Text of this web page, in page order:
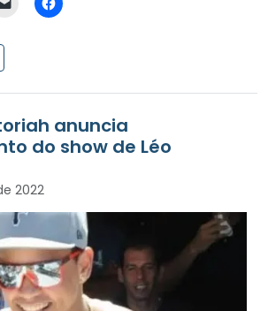
anuncia
do show de Léo
2022